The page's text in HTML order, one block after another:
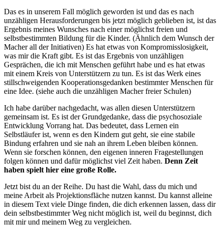
Das es in unserem Fall möglich geworden ist und das es nach
unzähligen Herausforderungen bis jetzt möglich geblieben ist, ist das
Ergebnis meines Wunsches nach einer möglichst freien und
selbstbestimmten Bildung für die Kinder. (Ähnlich dem Wunsch der
Macher all der Initiativen) Es hat etwas von Kompromisslosigkeit,
was mir die Kraft gibt. Es ist das Ergebnis von unzähligen
Gesprächen, die ich mit Menschen geführt habe und es hat etwas
mit einem Kreis von Unterstützern zu tun. Es ist das Werk eines
stillschweigenden Kooperationsgedanken bestimmter Menschen für
eine Idee. (siehe auch die unzähligen Macher freier Schulen)
Ich habe darüber nachgedacht, was allen diesen Unterstützern
gemeinsam ist. Es ist der Grundgedanke, dass die psychosoziale
Entwicklung Vorrang hat. Das bedeutet, dass Lernen ein
Selbstläufer ist, wenn es den Kindern gut geht, sie eine stabile
Bindung erfahren und sie nah an ihrem Leben bleiben können.
Wenn sie forschen können, den eigenen inneren Fragestellungen
folgen können und dafür möglichst viel Zeit haben. Denn Zeit
haben spielt hier eine große Rolle.
Jetzt bist du an der Reihe. Du hast die Wahl, dass du mich und
meine Arbeit als Projektionsfläche nutzen kannst. Du kannst alleine
in diesem Text viele Dinge finden, die dich erkennen lassen, dass dir
dein selbstbestimmter Weg nicht möglich ist, weil du beginnst, dich
mit mir und meinem Weg zu vergleichen.